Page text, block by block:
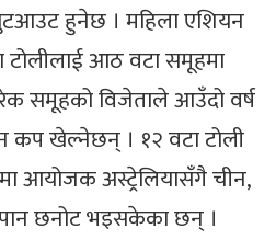
हुनेछ । महिला एशियन
आठ वटा समूहमा
समूहको विजेताले आउँदो वर्ष
कप खेल्नेछन् । १२ वटा टोली
आयोजक अस्ट्रेलियासँगै चीन,
छनोट भइसकेका छन् ।